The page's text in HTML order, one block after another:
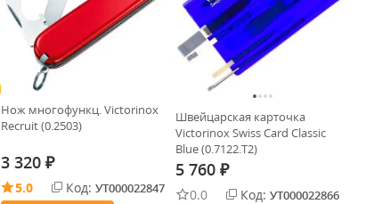
Нож многофункц. Victorinox
Recruit (0.2503)
3 320 ₽
5.0 Код: УТ000022847
Швейцарская карточка
Victorinox Swiss Card Classic
Blue (0.7122.T2)
5 760 ₽
0.0 Код: УТ000022866